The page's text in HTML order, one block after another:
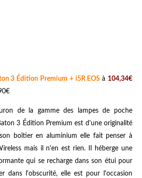
3 Édition Premium + i5R EOS à 104,34€
de la gamme des lampes de poche
3 Édition Premium est d'une originalité
boîtier en aluminium elle fait penser à
mais il n'en est rien. Il héberge une
qui se recharge dans son étui pour
dans l'obscurité, elle est pour l'occasion